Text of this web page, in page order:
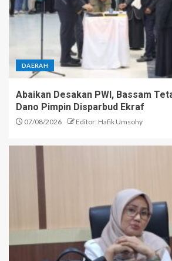
DAERAH
Abaikan Desakan PWI, Bassam
Dano Pimpin Disparbud Ekraf
07/08/2026 Editor: Hafik Umsohy